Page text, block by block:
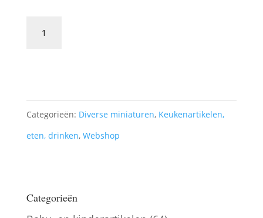
Glazen
Categorieën: Diverse miniaturen, Keukenartikelen,
eten, drinken, Webshop
Categorieën